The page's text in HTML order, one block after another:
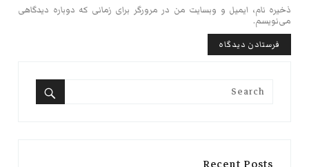
ذخیره نام، ایمیل و وبسایت من در مرورگر برای زمانی که دوباره دیدگاهی
می‌نویسم.
Search